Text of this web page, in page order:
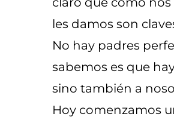
les damos son
No hay padres
sabemos es que
sino también a
Hoy comenzamos